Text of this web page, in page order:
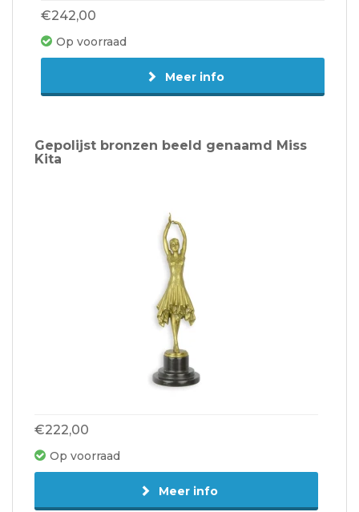
€242,00
Op voorraad
Meer info
Gepolijst bronzen beeld genaamd Miss
Kita
€222,00
Op voorraad
Meer info